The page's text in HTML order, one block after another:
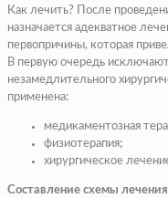
Как лечить? После
назначается адекватное
первопричины, которая
В первую очередь
незамедлительного
применена:
медикаментозная
физиотерапия;
хирургическое
Составление схемы